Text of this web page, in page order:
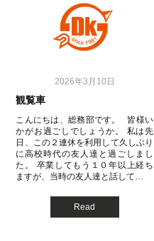
2026年3月10日
観覧車
こんにちは、総務部です。 皆様い
かがお過ごしでしょうか。 私は先
日、この２連休を利用して久しぶり
に高校時代の友人達と過ごしまし
た。 卒業してもう１０年以上経ち
ますが、当時の友人達と話して…
Read